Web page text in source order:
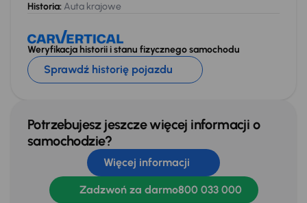
Historia: Auta krajowe
Weryfikacja historii i stanu fizycznego samochodu
Sprawdź historię pojazdu
Potrzebujesz jeszcze więcej informacji o
samochodzie?
Więcej informacji
Zadzwoń za darmo800 033 000